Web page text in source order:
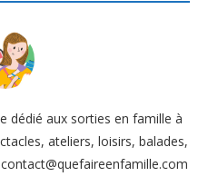
dédié aux sorties en famille à
ateliers, loisirs, balades,